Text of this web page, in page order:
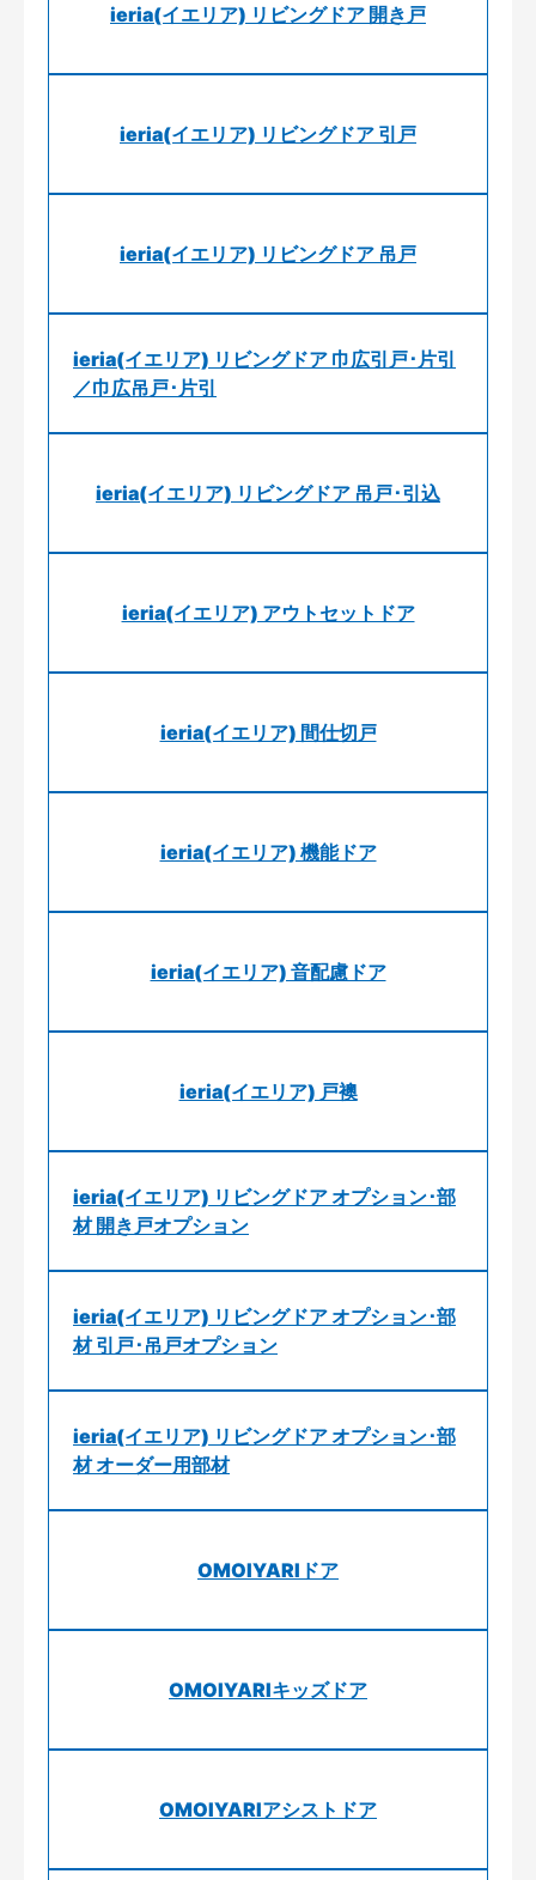
ieria(イエリア) リビングドア 開き戸
ieria(イエリア) リビングドア 引戸
ieria(イエリア) リビングドア 吊戸
ieria(イエリア) リビングドア 巾広引戸･片引
／巾広吊戸･片引
ieria(イエリア) リビングドア 吊戸･引込
ieria(イエリア) アウトセットドア
ieria(イエリア) 間仕切戸
ieria(イエリア) 機能ドア
ieria(イエリア) 音配慮ドア
ieria(イエリア) 戸襖
ieria(イエリア) リビングドア オプション･部
材 開き戸オプション
ieria(イエリア) リビングドア オプション･部
材 引戸･吊戸オプション
ieria(イエリア) リビングドア オプション･部
材 オーダー用部材
OMOIYARIドア
OMOIYARIキッズドア
OMOIYARIアシストドア